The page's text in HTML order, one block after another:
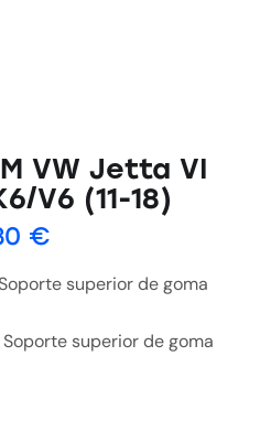
VW Jetta VI
V6 (11-18)
€
superior de goma
superior de goma